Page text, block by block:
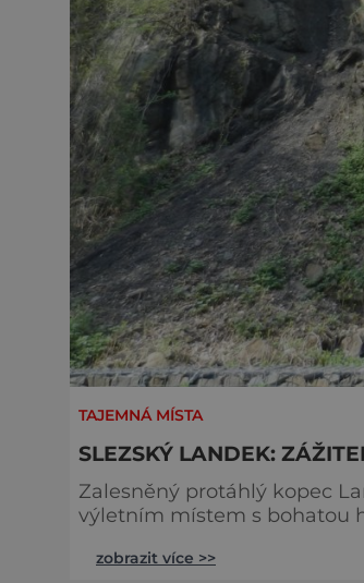
TAJEMNÁ MÍSTA
SLEZSKÝ LANDEK:
Zalesněný protáhlý kopec
výletním místem s bohatou
slezské části Ostravy. Bývá
zobrazit více >>